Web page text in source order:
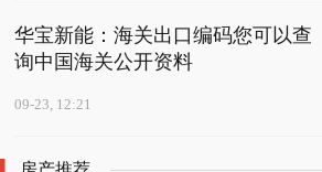
华宝新能：海关出口编码您可以查
询中国海关公开资料
09-23, 12:21